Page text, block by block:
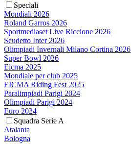
Speciali
Mondiali 2026
Roland Garros 2026
Sportmediaset Live Riccione 2026
Scudetto Inter 2026
Olimpiadi Invernali Milano Cortina 2026
Super Bowl 2026
Eicma 2025
Mondiale per club 2025
EICMA Riding Fest 2025
Paralimpiadi Parigi 2024
Olimpiadi Parigi 2024
Euro 2024
Squadra Serie A
Atalanta
Bologna